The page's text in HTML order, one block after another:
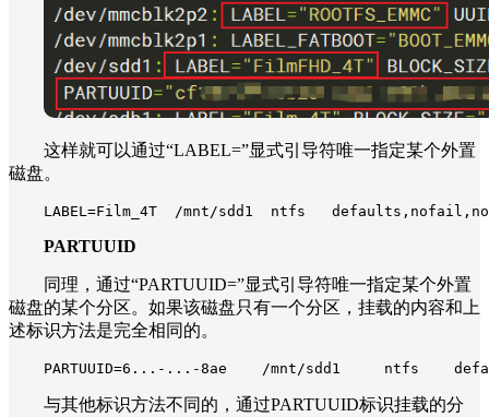
这样就可以通过“LABEL=”显式引导符唯一指定某个外置
磁盘。
LABEL=Film_4T  /mnt/sdd1  ntfs
PARTUUID
同理，通过“PARTUUID=”显式引导符唯一指定某个外置
磁盘的某个分区。如果该磁盘只有一个分区，挂载的内容和上
述标识方法是完全相同的。
PARTUUID=6...-...-8ae    /mnt/sdd1     ntfs
与其他标识方法不同的，通过PARTUUID标识挂载的分